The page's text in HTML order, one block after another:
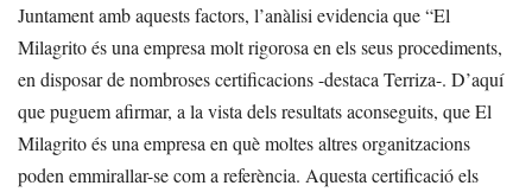
Juntament amb aquests factors, l’anàlisi evidencia que “El
Milagrito és una empresa molt rigorosa en els seus procediments,
en disposar de nombroses certificacions -destaca Terriza-. D’aquí
que puguem afirmar, a la vista dels resultats aconseguits, que El
Milagrito és una empresa en què moltes altres organitzacions
poden emmirallar-se com a referència. Aquesta certificació els